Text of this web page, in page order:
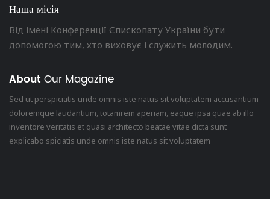
Наша місія
Від імені Конференції Єпископату України бути
допомогою тим, хто виховує і служить молодим.
About Our Magazine
Sed ut perspiciatis unde omnis iste natus sit voluptatem accusantium
doloremque laudantium, totamrem aperiam, eaque ipsa quae ab illo
inventore veritatis et quasi architecto beatae vitae dicta sunt
explicabo spiciatis unde omnis iste natus sit voluptatem